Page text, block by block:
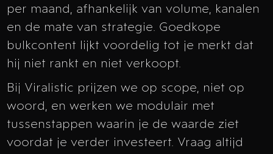
per maand, afhankelijk van volume, kanalen
en de mate van strategie. Goedkope
bulkcontent lijkt voordelig tot je merkt dat
hij niet rankt en niet verkoopt.
Bij Viralistic prijzen we op scope, niet op
woord, en werken we modulair met
tussenstappen waarin je de waarde ziet
voordat je verder investeert. Vraag altijd